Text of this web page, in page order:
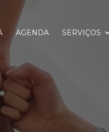
AGENDA SERVIÇOS